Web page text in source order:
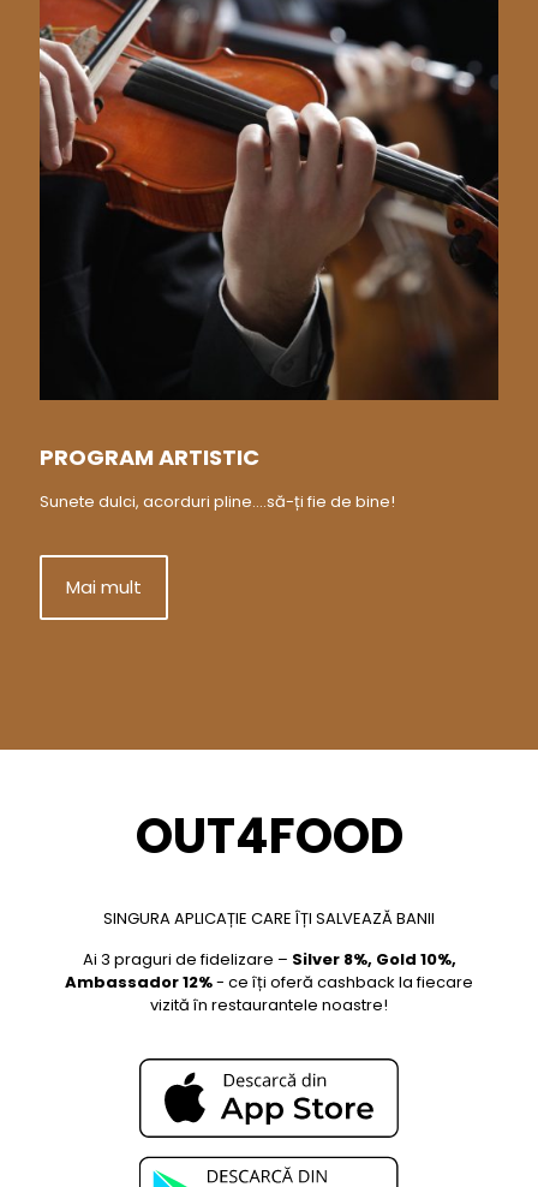
PROGRAM ARTISTIC
Sunete dulci, acorduri pline....să-ți fie de bine!
Mai mult
OUT4FOOD
SINGURA APLICAȚIE CARE ÎȚI SALVEAZĂ BANII
Ai 3 praguri de fidelizare – Silver 8%, Gold 10%,
Ambassador 12%- ce îți oferă cashback la fiecare
vizită în restaurantele noastre!